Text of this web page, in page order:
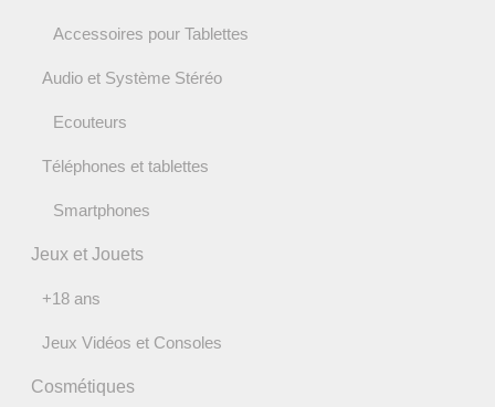
Accessoires pour Tablettes
Audio et Système Stéréo
Ecouteurs
Téléphones et tablettes
Smartphones
Jeux et Jouets
+18 ans
Jeux Vidéos et Consoles
Cosmétiques